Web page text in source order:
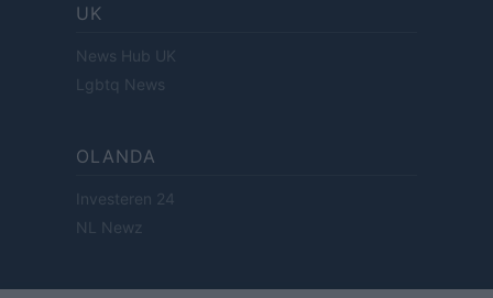
UK
News Hub UK
Lgbtq News
OLANDA
Investeren 24
NL Newz